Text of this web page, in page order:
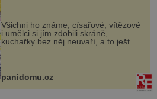
Všichni ho známe, císařové, vítězové
i umělci si jím zdobili skráně,
kuchařky bez něj neuvaří, a to ještě
nevíte, že bobkový list může výrazně
zmírnit některé naše neduhy.
Obsahuje v malém množství ně...
panidomu.cz